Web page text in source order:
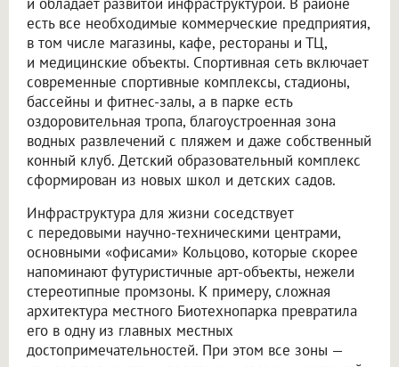
есть все необходимые коммерческие предприятия,
в том числе магазины, кафе, рестораны и ТЦ,
и медицинские объекты. Спортивная сеть включает
современные спортивные комплексы, стадионы,
бассейны и фитнес-залы, а в парке есть
оздоровительная тропа, благоустроенная зона
водных развлечений с пляжем и даже собственный
конный клуб. Детский образовательный комплекс
сформирован из новых школ и детских садов.
Инфраструктура для жизни соседствует
с передовыми научно-техническими центрами,
основными «офисами» Кольцово, которые скорее
напоминают футуристичные арт-объекты, нежели
стереотипные промзоны. К примеру, сложная
архитектура местного Биотехнопарка превратила
его в одну из главных местных
достопримечательностей. При этом все зоны —